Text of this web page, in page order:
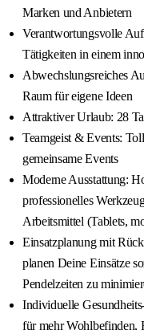
Marken und Anbietern
Verantwortungsvolle
Tätigkeiten in einem
Abwechslungsreiches
Raum für eigene Ideen
Attraktiver Urlaub: 28
Teamgeist & Events:
gemeinsame Events
Moderne Ausstattung:
professionelles
Arbeitsmittel (Tablets,
Einsatzplanung mit
planen Deine Einsätze
Pendelzeiten zu
Individuelle
für mehr Wohlbefinden,